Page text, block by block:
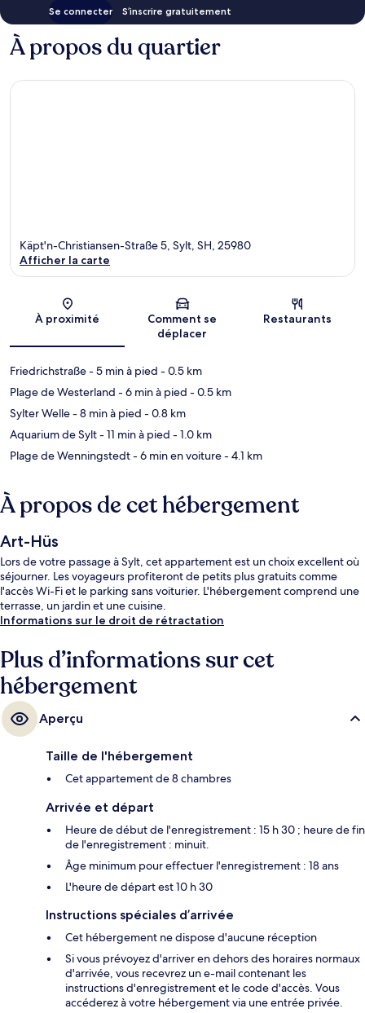
Se connecter S’inscrire gratuitement
À propos du quartier
Carte
Käpt'n-Christiansen-Straße 5, Sylt, SH, 25980
Afficher la carte
À proximité
Comment se
déplacer
Restaurants
Friedrichstraße- 5 min à pied - 0.5 km
Plage de Westerland - 6 min à pied - 0.5 km
Sylter Welle- 8 min à pied - 0.8 km
Aquarium de Sylt- 11 min à pied - 1.0 km
Plage de Wenningstedt- 6 min en voiture- 4.1 km
À propos de cet hébergement
Art-Hüs
Lors de votre passage à Sylt, cet appartement est un choix excellent où
séjourner. Les voyageurs profiteront de petits plus gratuits comme
l'accès Wi-Fi et le parking sans voiturier. L'hébergement comprend une
terrasse, un jardin et une cuisine.
Informations sur le droit de rétractation
Plus d’informations sur cet
hébergement
Aperçu
Taille de l'hébergement
Cet appartement de 8 chambres
Arrivée et départ
Heure de début de l'enregistrement : 15 h 30 ; heure de fin
de l'enregistrement : minuit.
Âge minimum pour effectuer l'enregistrement : 18 ans
L'heure de départ est 10 h 30
Instructions spéciales d’arrivée
Cet hébergement ne dispose d'aucune réception
Si vous prévoyez d'arriver en dehors des horaires normaux
d'arrivée, vous recevrez un e-mail contenant les
instructions d'enregistrement et le code d'accès. Vous
accéderez à votre hébergement via une entrée privée.